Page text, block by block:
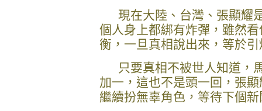
現在大陸、台灣、張顯耀
個人身上都綁有炸彈，雖然
衡，一旦真相說出來，等於
只要真相不被世人知道，
加一，這也不是頭一回， 張
繼續扮無辜角色，等待下個